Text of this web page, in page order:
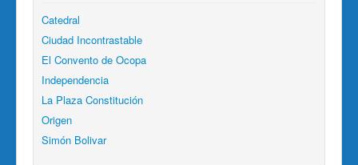
Catedral
Ciudad Incontrastable
El Convento de Ocopa
Independencia
La Plaza Constitución
Origen
Simón Bolivar